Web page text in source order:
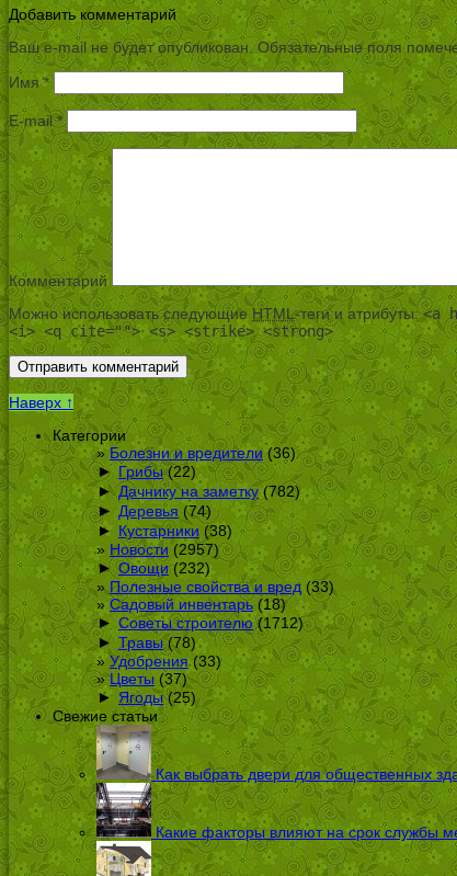
Добавить комментарий
Ваш e-mail не будет опубликован. Обязательные поля
Имя*
E-mail*
Комментарий
Можно использовать следующие HTML-теги и атрибуты:<a
<i> <q cite=""> <s> <strike> <strong>
Наверх ↑
Категории
Болезни и вредители(36)
► Грибы(22)
► Дачнику на заметку(782)
► Деревья (74)
► Кустарники (38)
Новости (2957)
► Овощи(232)
Полезные свойства и вред (33)
Садовый инвентарь(18)
► Советы строителю(1712)
► Травы(78)
Удобрения(33)
Цветы (37)
► Ягоды(25)
Свежие статьи
Как выбрать двери для общественных
Какие факторы влияют на срок службы